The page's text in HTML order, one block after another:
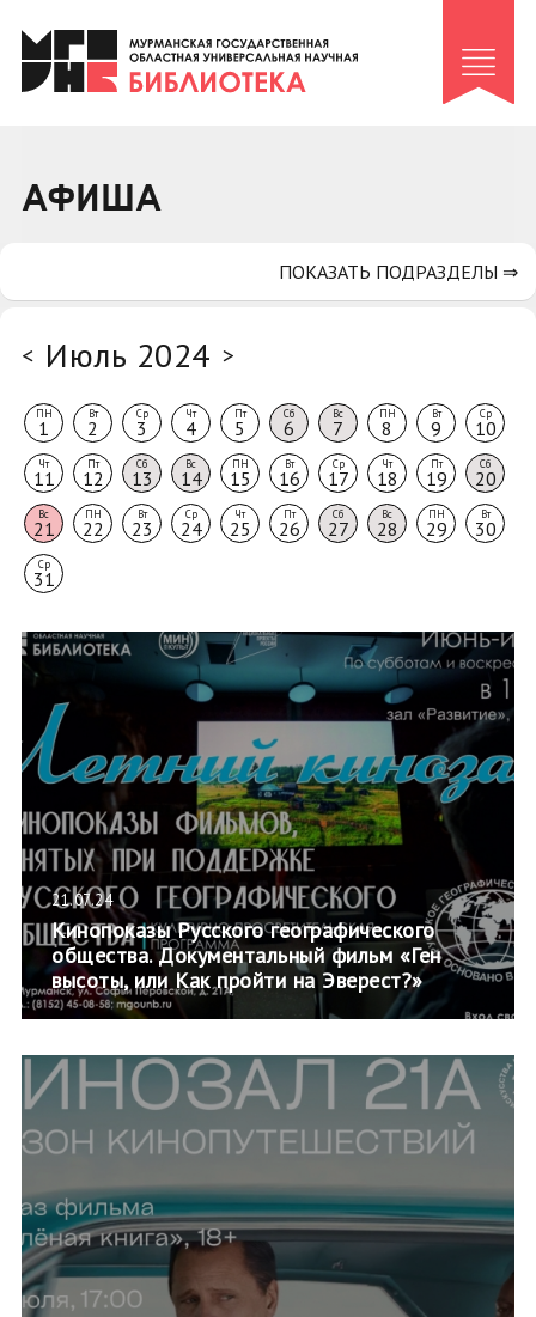
Клуб «Гиря и сельдерей»
Клуб «Семейный архив»
Коллегам
АФИША
< Июль 2024 >
ПН
1
Вт
2
Ср
3
Чт
4
Пт
5
Сб
6
Вс
7
ПН
8
Вт
9
Ср
10
Чт
11
Пт
12
Сб
13
Вс
14
ПН
15
Вт
16
Ср
17
Чт
18
Пт
19
Сб
20
Вс
21
ПН
22
Вт
23
Ср
24
Чт
25
Пт
26
Сб
27
Вс
28
ПН
29
Вт
30
Ср
31
21.07.24
Кинопоказы Русского географического
общества. Документальный фильм «Ген
высоты, или Как пройти на Эверест?»
ПОКАЗАТЬ ПОДРАЗДЕЛЫ ⇒